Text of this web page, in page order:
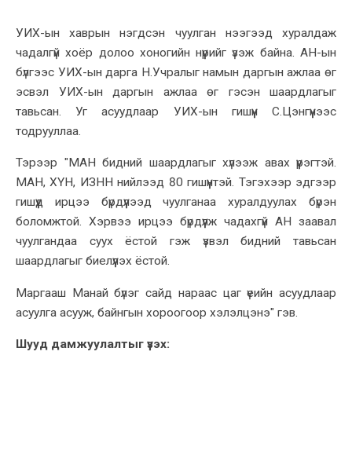
УИХ-ын хаврын нэгдсэн чуулган нээгээд хуралдаж
чадалгүй хоёр долоо хоногийн нүүрийг үзэж байна. АН-ын
бүлгээс УИХ-ын дарга Н.Учралыг намын даргын ажлаа өг
эсвэл УИХ-ын даргын ажлаа өг гэсэн шаардлагыг
тавьсан. Уг асуудлаар УИХ-ын гишүүн С.Цэнгүүнээс
тодрууллаа.
Тэрээр "МАН бидний шаардлагыг хүлээж авах үүрэгтэй.
МАН, ХҮН, ИЗНН нийлээд 80 гишүүнтэй. Тэгэхээр эдгээр
гишүүд ирцээ бүрдүүлээд чуулганаа хуралдуулах бүрэн
боломжтой. Хэрвээ ирцээ бүрдүүлж чадахгүй АН заавал
чуулгандаа суух ёстой гэж үзвэл бидний тавьсан
шаардлагыг биелүүлэх ёстой.
Маргааш Манай бүлэг сайд нараас цаг үеийн асуудлаар
асуулга асууж, байнгын хороогоор хэлэлцэнэ" гэв.
Шууд дамжуулалтыг үзэх: